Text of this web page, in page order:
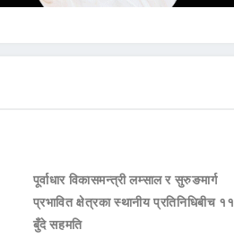
पूर्वाधार विकासमन्त्री लम्साल र सुरुङमार्ग
प्रभावित क्षेत्रका स्थानीय प्रतिनिधिबीच ११
बुँदे सहमति